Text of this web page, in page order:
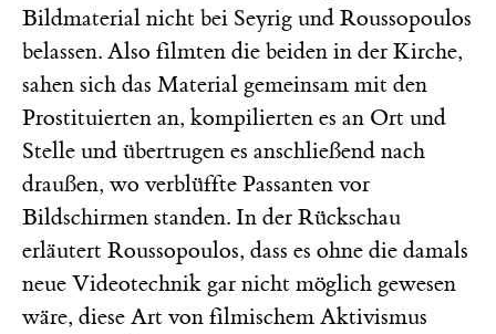
Bildmaterial nicht bei Seyrig und Roussopoulos
belassen. Also filmten die beiden in der Kirche,
sahen sich das Material gemeinsam mit den
Prostituierten an, kompilierten es an Ort und
Stelle und übertrugen es anschließend nach
draußen, wo verblüffte Passanten vor
Bildschirmen standen. In der Rückschau
erläutert Roussopoulos, dass es ohne die damals
neue Videotechnik gar nicht möglich gewesen
wäre, diese Art von filmischem Aktivismus